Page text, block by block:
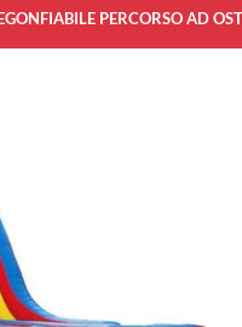
GONFIABILE PERCORSO AD